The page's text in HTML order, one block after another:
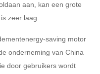
1450 ~ 2900
aan, kan een grote
zeer laag.
saving motor
onderneming van China
door gebruikers wordt